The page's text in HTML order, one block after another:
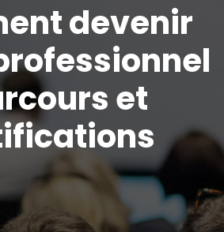
devenir
et